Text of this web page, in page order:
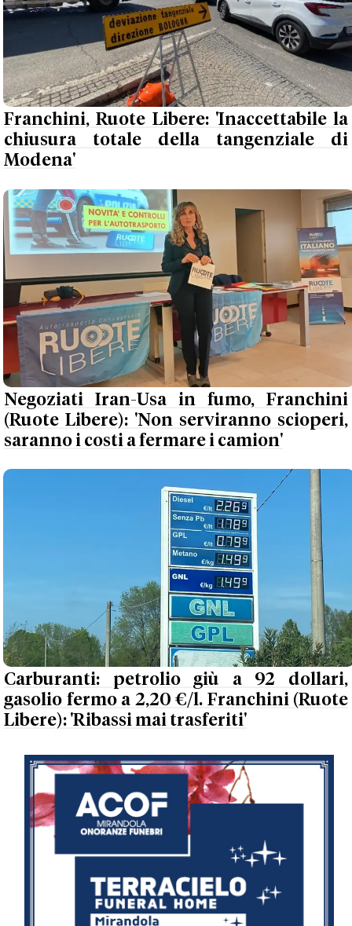
Franchini, Ruote Libere: 'Inaccettabile la
chiusura totale della tangenziale di
Modena'
Negoziati Iran-Usa in fumo, Franchini
(Ruote Libere): 'Non serviranno scioperi,
saranno i costi a fermare i camion'
Carburanti: petrolio giù a 92 dollari,
gasolio fermo a 2,20 €/l. Franchini (Ruote
Libere): 'Ribassi mai trasferiti'